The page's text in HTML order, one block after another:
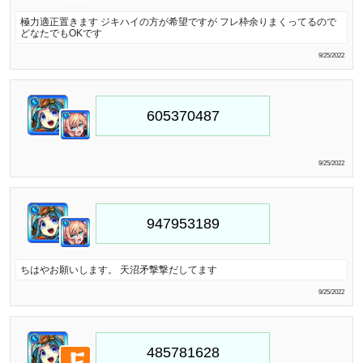
極力適正置きます ジキハイの方が希望ですが フレ枠余りまくってるので
どなたでもOKです
9/25/2022
9/25/2022
ちはやお願いします。 天沼矛撃撃だしてます
9/25/2022